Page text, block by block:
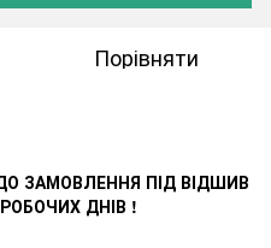
Порівняти
ЗАМОВЛЕННЯ ПІД ВІДШИВ
ДНІВ !